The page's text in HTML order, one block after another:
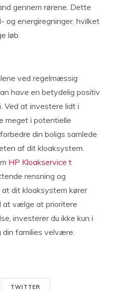
gennem rørene. Dette
og energiregninger, hvilket
løb.
ved regelmæssig
have en betydelig positiv
Ved at investere lidt i
meget i potentielle
din boligs samlede
af dit kloaksystem.
HP Kloakservice t
rensning og
at dit kloaksystem kører
at vælge at prioritere
investerer du ikke kun i
din families velvære.
TWITTER